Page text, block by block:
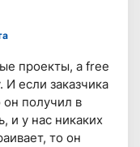
проекты, а free
если заказчика
он получил в
и у нас никаких
то он